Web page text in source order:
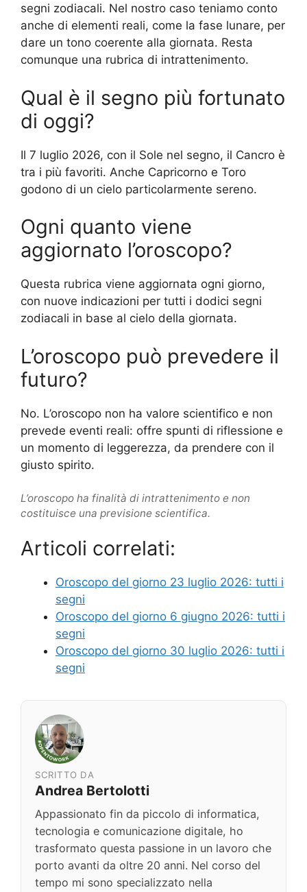
segni zodiacali. Nel nostro caso teniamo conto
anche di elementi reali, come la fase lunare, per
dare un tono coerente alla giornata. Resta
comunque una rubrica di intrattenimento.
Qual è il segno più fortunato
di oggi?
Il 7 luglio 2026, con il Sole nel segno, il Cancro è
tra i più favoriti. Anche Capricorno e Toro
godono di un cielo particolarmente sereno.
Ogni quanto viene
aggiornato l’oroscopo?
Questa rubrica viene aggiornata ogni giorno,
con nuove indicazioni per tutti i dodici segni
zodiacali in base al cielo della giornata.
L’oroscopo può prevedere il
futuro?
No. L’oroscopo non ha valore scientifico e non
prevede eventi reali: offre spunti di riflessione e
un momento di leggerezza, da prendere con il
giusto spirito.
L’oroscopo ha finalità di intrattenimento e non
costituisce una previsione scientifica.
Articoli correlati:
Oroscopo del giorno 23 luglio 2026: tutti i
segni
Oroscopo del giorno 6 giugno 2026: tutti i
segni
Oroscopo del giorno 30 luglio 2026: tutti i
segni
SCRITTO DA
Andrea Bertolotti
Appassionato fin da piccolo di informatica,
tecnologia e comunicazione digitale, ho
trasformato questa passione in un lavoro che
porto avanti da oltre 20 anni. Nel corso del
tempo mi sono specializzato nella